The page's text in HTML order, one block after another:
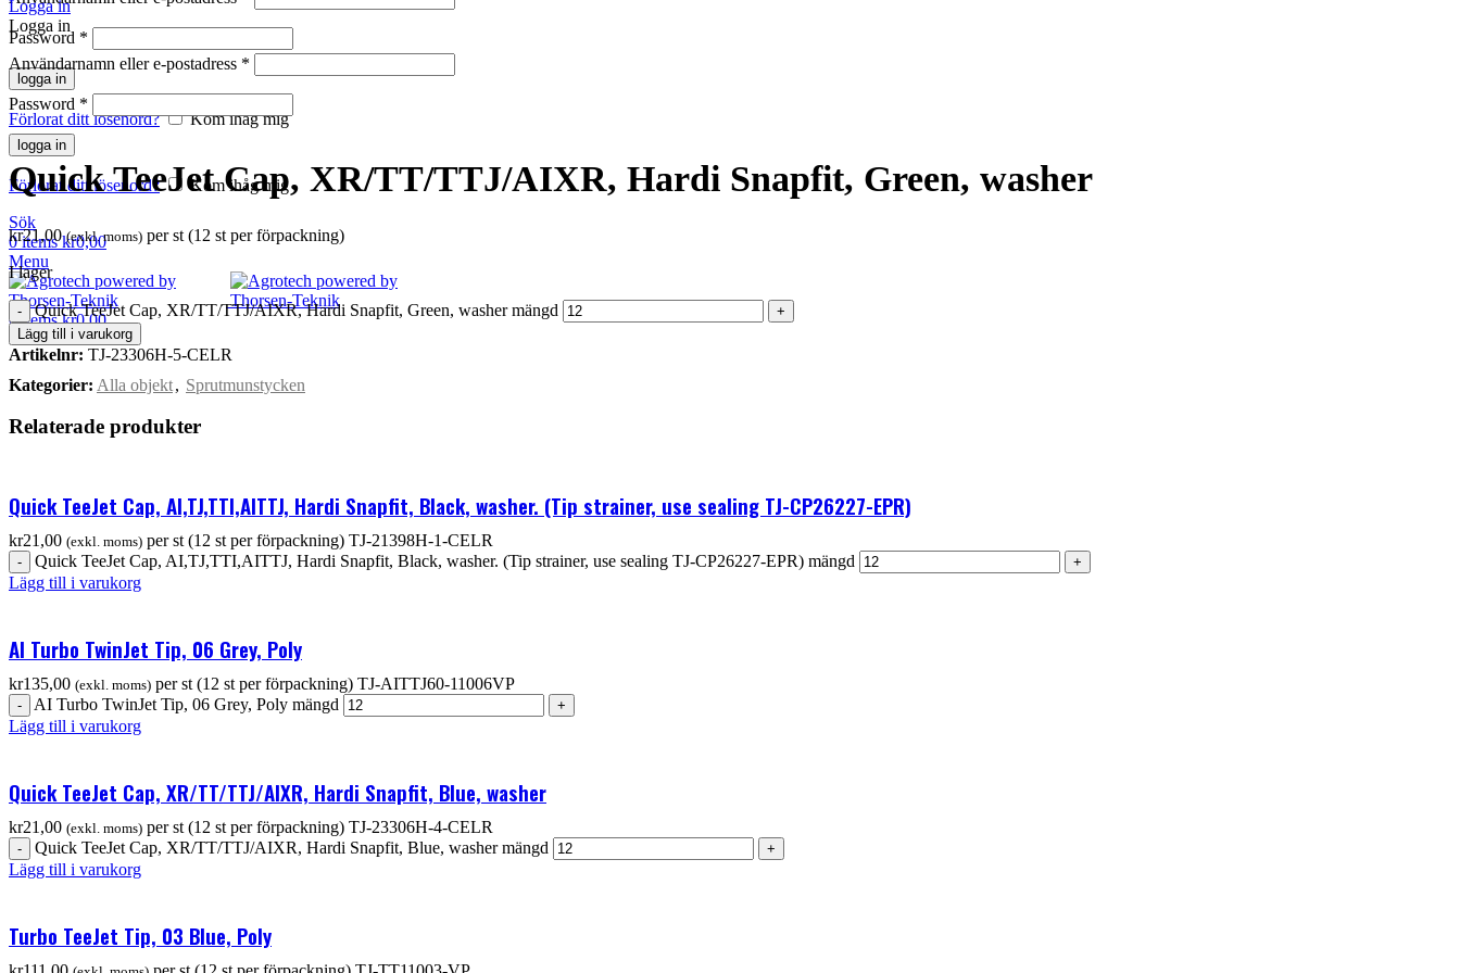
Password *
logga in
Förlorat ditt lösenord? Kom ihåg mig
Logga in
Logga in
Användarnamn eller e-postadress *
Password *
logga in
Förlorat ditt lösenord?
Kom ihåg mig
Sök
0items kr0,00
Menu
0items kr0,00
Klicka för att förstora
Quick TeeJet Cap, XR/TT/TTJ/AIXR, Hardi Snapfit, Green, washer
kr21,00 (exkl. moms) per st (12 st per förpackning)
I lager
Quick TeeJet Cap, XR/TT/TTJ/AIXR, Hardi Snapfit, Green, washer mängd
Lägg till i varukorg
Artikelnr: TJ-23306H-5-CELR
Kategorier: Alla objekt, Sprutmunstycken
Relaterade produkter
Quick TeeJet Cap, AI,TJ,TTI,AITTJ, Hardi Snapfit, Black, washer. (Tip strainer, use sealing TJ-CP26227-EPR)
kr21,00 (exkl. moms) per st (12 st per förpackning) TJ-21398H-1-CELR
Quick TeeJet Cap, AI,TJ,TTI,AITTJ, Hardi Snapfit, Black, washer. (Tip strainer, use sealing TJ-CP26227-EPR) mängd
Lägg till i varukorg
AI Turbo TwinJet Tip, 06 Grey, Poly
kr135,00 (exkl. moms) per st (12 st per förpackning) TJ-AITTJ60-11006VP
AI Turbo TwinJet Tip, 06 Grey, Poly mängd
Lägg till i varukorg
Quick TeeJet Cap, XR/TT/TTJ/AIXR, Hardi Snapfit, Blue, washer
kr21,00 (exkl. moms) per st (12 st per förpackning) TJ-23306H-4-CELR
Quick TeeJet Cap, XR/TT/TTJ/AIXR, Hardi Snapfit, Blue, washer mängd
Lägg till i varukorg
Turbo TeeJet Tip, 03 Blue, Poly